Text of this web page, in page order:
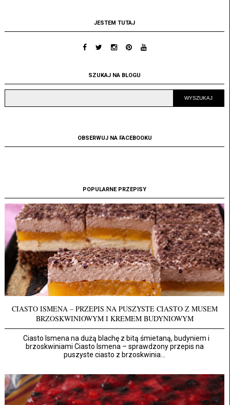
JESTEM TUTAJ
SZUKAJ NA BLOGU
OBSERWUJ NA FACEBOOKU
POPULARNE PRZEPISY
CIASTO ISMENA – PRZEPIS NA PUSZYSTE CIASTO Z MUSEM
BRZOSKWINIOWYM I KREMEM BUDYNIOWYM
Ciasto Ismena na dużą blachę z bitą śmietaną, budyniem i
brzoskwiniami Ciasto Ismena – sprawdzony przepis na
puszyste ciasto z brzoskwinia...